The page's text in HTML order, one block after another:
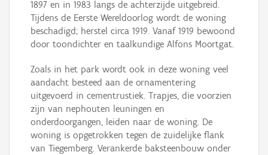
1897 en in 1983 langs de achterzijde uitgebreid.
Tijdens de Eerste Wereldoorlog wordt de woning
beschadigd; herstel circa 1919. Vanaf 1919 bewoond
door toondichter en taalkundige Alfons Moortgat.
Zoals in het park wordt ook in deze woning veel
aandacht besteed aan de ornamentering
uitgevoerd in cementrustiek. Trapjes, die voorzien
zijn van nephouten leuningen en
onderdoorgangen, leiden naar de woning. De
woning is opgetrokken tegen de zuidelijke flank
van Tiegemberg. Verankerde baksteenbouw onder